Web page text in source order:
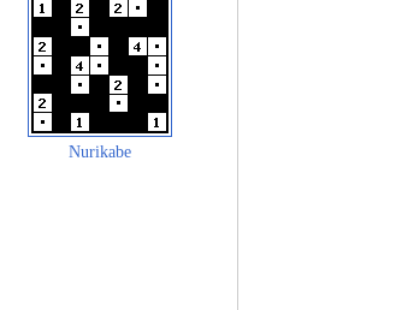
Nurikabe